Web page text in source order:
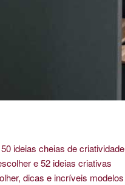
ideias cheias de criatividade
e 52 ideias criativas
dicas e incríveis modelos